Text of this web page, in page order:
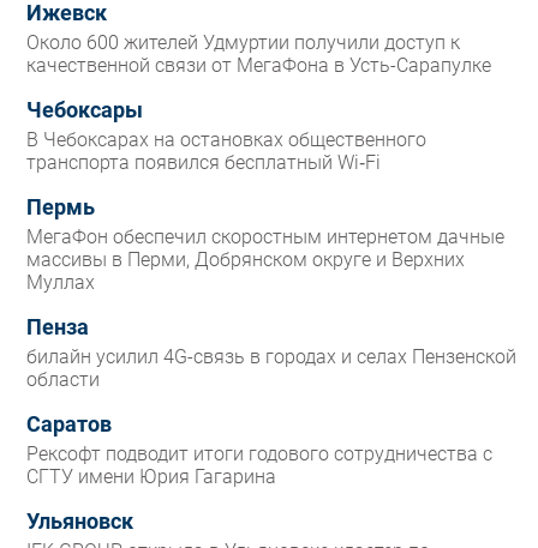
Ижевск
Около 600 жителей Удмуртии получили доступ к
качественной связи от МегаФона в Усть-Сарапулке
Чебоксары
В Чебоксарах на остановках общественного
транспорта появился бесплатный Wi‑Fi
Пермь
МегаФон обеспечил скоростным интернетом дачные
массивы в Перми, Добрянском округе и Верхних
Муллах
Пенза
билайн усилил 4G-связь в городах и селах Пензенской
области
Саратов
Рексофт подводит итоги годового сотрудничества с
СГТУ имени Юрия Гагарина
Ульяновск